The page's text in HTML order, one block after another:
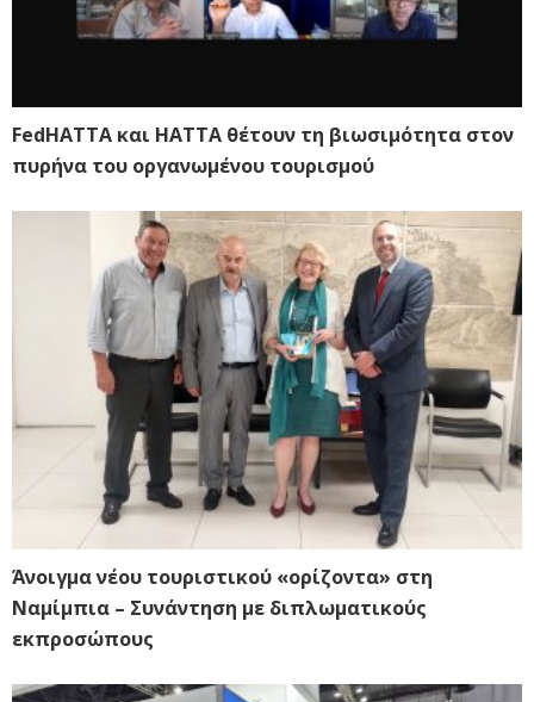
FedHATTA και HATTA θέτουν τη βιωσιμότητα στον
πυρήνα του οργανωμένου τουρισμού
Άνοιγμα νέου τουριστικού «ορίζοντα» στη
Ναμίμπια – Συνάντηση με διπλωματικούς
εκπροσώπους